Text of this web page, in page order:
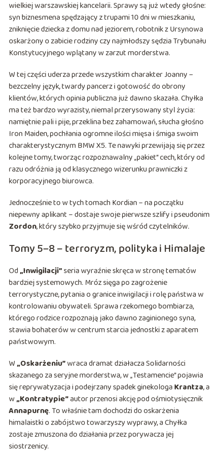
wielkiej warszawskiej kancelarii. Sprawy są już wtedy głośne:
syn biznesmena spędzający z trupami 10 dni w mieszkaniu,
zniknięcie dziecka z domu nad jeziorem, robotnik z Ursynowa
oskarżony o zabicie rodziny czy najmłodszy sędzia Trybunału
Konstytucyjnego wplątany w zarzut morderstwa.
W tej części uderza przede wszystkim charakter Joanny –
bezczelny język, twardy pancerz i gotowość do obrony
klientów, których opinia publiczna już dawno skazała. Chyłka
ma też bardzo wyrazisty, niemal przerysowany styl życia:
namiętnie pali i pije, przeklina bez zahamowań, słucha głośno
Iron Maiden, pochłania ogromne ilości mięsa i śmiga swoim
charakterystycznym BMW X5. Te nawyki przewijają się przez
kolejne tomy, tworząc rozpoznawalny „pakiet” cech, który od
razu odróżnia ją od klasycznego wizerunku prawniczki z
korporacyjnego biurowca.
Jednocześnie to w tych tomach Kordian – na początku
niepewny aplikant – dostaje swoje pierwsze szlify i pseudonim
Zordon, który szybko przyjmuje się wśród czytelników.
Tomy 5–8 – terroryzm, polityka i Himalaje
Od„Inwigilacji”seria wyraźnie skręca w stronę tematów
bardziej systemowych. Mróz sięga po zagrożenie
terrorystyczne, pytania o granice inwigilacji i rolę państwa w
kontrolowaniu obywateli. Sprawa rzekomego bombiarza,
którego rodzice rozpoznają jako dawno zaginionego syna,
stawia bohaterów w centrum starcia jednostki z aparatem
państwowym.
W„Oskarżeniu”wraca dramat działacza Solidarności
skazanego za seryjne morderstwa, w „Testamencie” pojawia
się reprywatyzacja i podejrzany spadek ginekologa Krantza, a
w„Kontratypie”autor przenosi akcję pod ośmiotysięcznik
Annapurnę. To właśnie tam dochodzi do oskarżenia
himalaistki o zabójstwo towarzyszy wyprawy, a Chyłka
zostaje zmuszona do działania przez porywacza jej
siostrzenicy.